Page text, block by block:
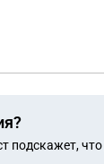
подскажет, что